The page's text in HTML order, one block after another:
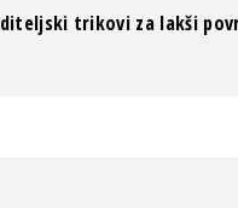
trikovi za lakši